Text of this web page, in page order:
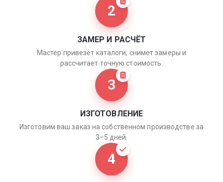
2
ЗАМЕР И РАСЧЁТ
Мастер привезёт каталоги, снимет замеры и
рассчитает точную стоимость.
3
ИЗГОТОВЛЕНИЕ
Изготовим ваш заказ на собственном производстве за
3–5 дней.
4